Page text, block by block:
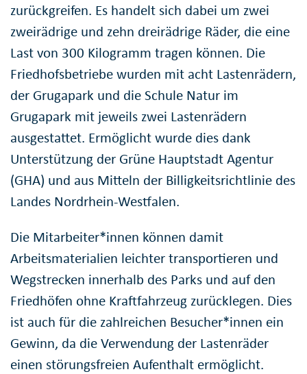
zurückgreifen. Es handelt sich dabei um zwei
zweirädrige und zehn dreirädrige Räder, die eine
Last von 300 Kilogramm tragen können. Die
Friedhofsbetriebe wurden mit acht Lastenrädern,
der Grugapark und die Schule Natur im
Grugapark mit jeweils zwei Lastenrädern
ausgestattet. Ermöglicht wurde dies dank
Unterstützung der Grüne Hauptstadt Agentur
(GHA) und aus Mitteln der Billigkeitsrichtlinie des
Landes Nordrhein-Westfalen.
Die Mitarbeiter*innen können damit
Arbeitsmaterialien leichter transportieren und
Wegstrecken innerhalb des Parks und auf den
Friedhöfen ohne Kraftfahrzeug zurücklegen. Dies
ist auch für die zahlreichen Besucher*innen ein
Gewinn, da die Verwendung der Lastenräder
einen störungsfreien Aufenthalt ermöglicht.